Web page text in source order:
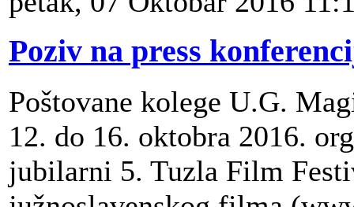
Poziv na press
Poštovane kolege U.G.
12. do 16. oktobra 2016.
jubilarni 5. Tuzla Film